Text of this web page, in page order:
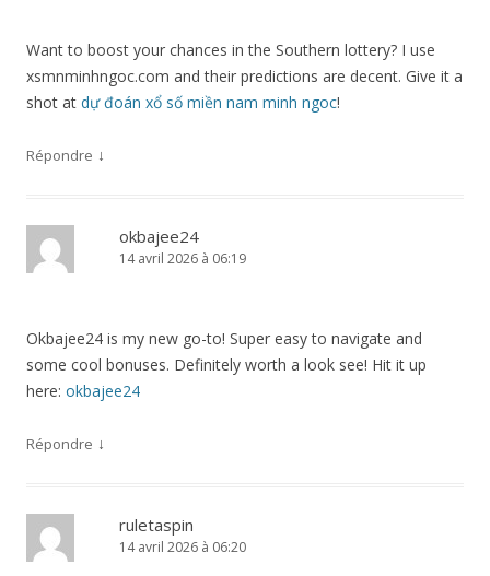
Want to boost your chances in the Southern lottery? I use
xsmnminhngoc.com and their predictions are decent. Give it a
shot at dự đoán xổ số miền nam minh ngoc!
Répondre ↓
okbajee24
14 avril 2026 à 06:19
Okbajee24 is my new go-to! Super easy to navigate and
some cool bonuses. Definitely worth a look see! Hit it up
here: okbajee24
Répondre ↓
ruletaspin
14 avril 2026 à 06:20